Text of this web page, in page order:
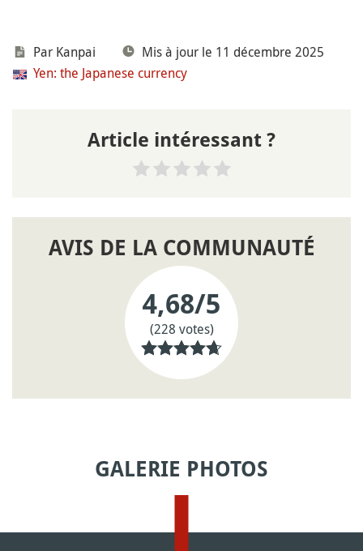
Par Kanpai
Mis à jour le 11 décembre 2025
Yen: the Japanese currency
Article intéressant ?
AVIS DE LA COMMUNAUTÉ
4,68/5
(228 votes)
GALERIE PHOTOS